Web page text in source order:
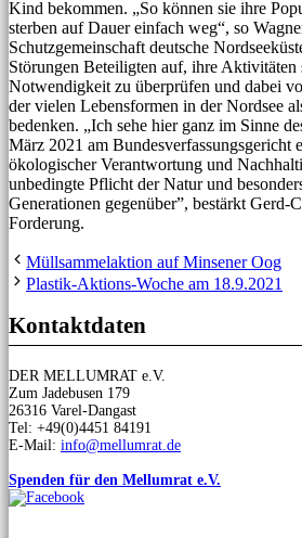
Kind bekommen. „So können sie ihre
sterben auf Dauer einfach weg“, so
Schutzgemeinschaft deutsche
Störungen Beteiligten auf, ihre Aktivitäten
Notwendigkeit zu überprüfen und dabei
der vielen Lebensformen in der Nordsee
bedenken. „Ich sehe hier ganz im Sinne
März 2021 am Bundesverfassungsgericht
ökologischer Verantwortung und
unbedingte Pflicht der Natur und
Generationen gegenüber”, bestärkt Gerd-
Forderung.
Müllsammelaktion auf Minsener Oog
Plastik-Aktions-Woche am 18.9.2021
Kontaktdaten
DER MELLUMRAT e.V.
Zum Jadebusen 179
26316 Varel-Dangast
Tel: +49(0)4451 84191
E-Mail: info@mellumrat.de
Spenden für den Mellumrat e.V.